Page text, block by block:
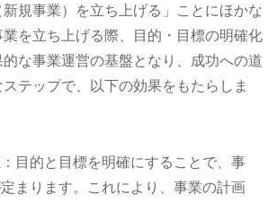
規事業）を立ち上げる」ことにほかな
業を立ち上げる際、目的・目標の明確化
な事業運営の基盤となり、成功への道
テップで、以下の効果をもたらしま
目的と目標を明確にすることで、事
まります。これにより、事業の計画